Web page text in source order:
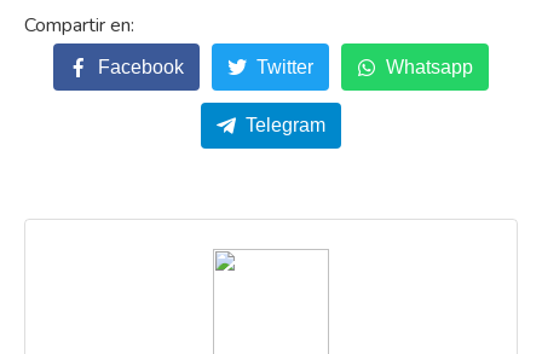
Facebook Twitter Whatsapp
Telegram